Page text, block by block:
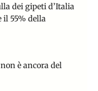
dei gipeti d’Italia
il 55% della
è ancora del